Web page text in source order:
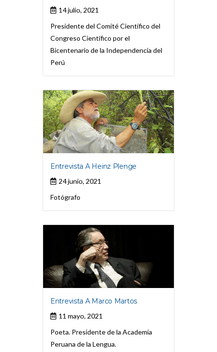
14 julio, 2021
Presidente del Comité Científico del
Congreso Científico por el
Bicentenario de la Independencia del
Perú
Entrevista A Heinz Plenge
24 junio, 2021
Fotógrafo
Entrevista A Marco Martos
11 mayo, 2021
Poeta. Presidente de la Academia
Peruana de la Lengua.